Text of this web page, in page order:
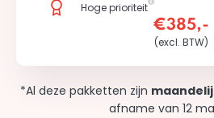
Hoge prioriteit
€385,-
(excl. BTW)
*Al deze pakketten zijn
afname van 12